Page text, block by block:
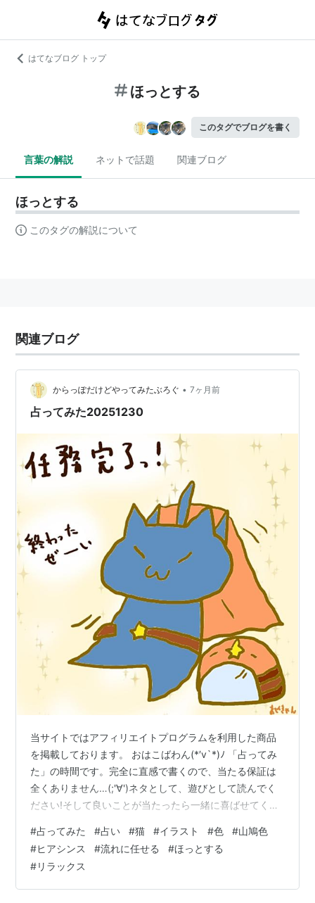
はてなブログ トップ
ほっとする
このタグでブログを書く
言葉の解説 ネットで話題 関連ブログ
ほっとする
このタグの解説について
関連ブログ
からっぽだけどやってみたぶろぐ • 7ヶ月前
占ってみた20251230
当サイトではアフィリエイトプログラムを利用した商品
を掲載しております。 おはこばわん(*′v`*)ﾉ 「占ってみ
た」の時間です。完全に直感で書くので、当たる保証は
全くありません…(;'∀')ネタとして、遊びとして読んでく
ださい!そして良いことが当たったら一緒に喜ばせてくだ
の運勢にするもよし夜 🌛読んで明日の運勢にするもよし
来週、来月の…なんてのもありでご自由にして頂ければ
と考えています。 それではやってみよう('ω')ﾉ 次の２色
のうち、どちらかを選んでください。結果は下～ ～～ 結
#占ってみた #占い #猫 #イラスト #色 #山鳩色
#ヒアシンス #流れに任せる #ほっとする
#リラックス